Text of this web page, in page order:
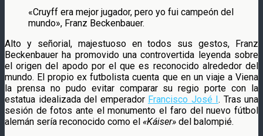
«Cruyff era mejor jugador, pero yo fui campeón del
mundo», Franz Beckenbauer.
Alto y señorial, majestuoso en todos sus gestos, Franz
Beckenbauer ha promovido una controvertida leyenda sobre
el origen del apodo por el que es reconocido alrededor del
mundo. El propio ex futbolista cuenta que en un viaje a Viena
la prensa no pudo evitar comparar su regio porte con la
estatua idealizada del emperador Francisco José I. Tras una
sesión de fotos ante el monumento el faro del nuevo fútbol
alemán sería reconocido como el «Káiser» del balompié.